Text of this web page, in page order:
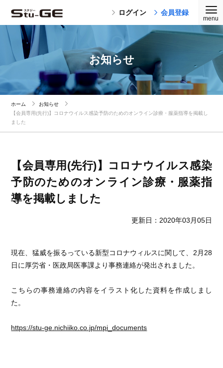
ログイン 会員登録
お知らせ
ホーム
お知らせ
【会員専用(先行)】コロナウイルス感染予防のためのオンライン診療・服薬指導を掲載し
ました
【会員専用(先行)】コロナウイルス感染
予防のためのオンライン診療・服薬指
導を掲載しました
更新日：2020年03月05日
現在、猛威を振るっている新型コロナウィルスに関して、2月28
日に厚労省・医政局医事課より事務連絡が発出されました。
こちらの事務連絡の内容をイラスト化した資料を作成しまし
た。
https://stu-ge.nichiiko.co.jp/mpi_documents